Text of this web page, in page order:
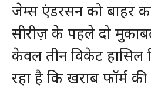
जेम्स एंडरसन को बाहर
सीरीज़ के पहले दो
केवल तीन विकेट हासिल
रहा है कि खराब फॉर्म